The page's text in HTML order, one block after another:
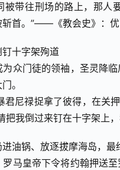
被带往刑场的路上，那人
斩首。”——《教会史》：
钉十字架殉道
众门徒的领袖，圣灵降
。
君尼禄捉拿了彼得，在关
把我倒过来钉在十字架上
进油锅、放逐拔摩海岛，最
罗马皇帝下令将约翰押送